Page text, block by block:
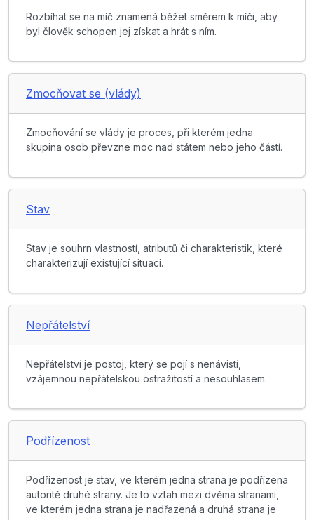
Rozbíhat se na míč znamená běžet směrem k míči, aby
byl člověk schopen jej získat a hrát s ním.
Zmocňovat se (vlády)
Zmocňování se vlády je proces, při kterém jedna
skupina osob převzne moc nad státem nebo jeho částí.
Stav
Stav je souhrn vlastností, atributů či charakteristik, které
charakterizují existující situaci.
Nepřátelství
Nepřátelství je postoj, který se pojí s nenávistí,
vzájemnou nepřátelskou ostražitostí a nesouhlasem.
Podřízenost
Podřízenost je stav, ve kterém jedna strana je podřízena
autoritě druhé strany. Je to vztah mezi dvěma stranami,
ve kterém jedna strana je nadřazená a druhá strana je